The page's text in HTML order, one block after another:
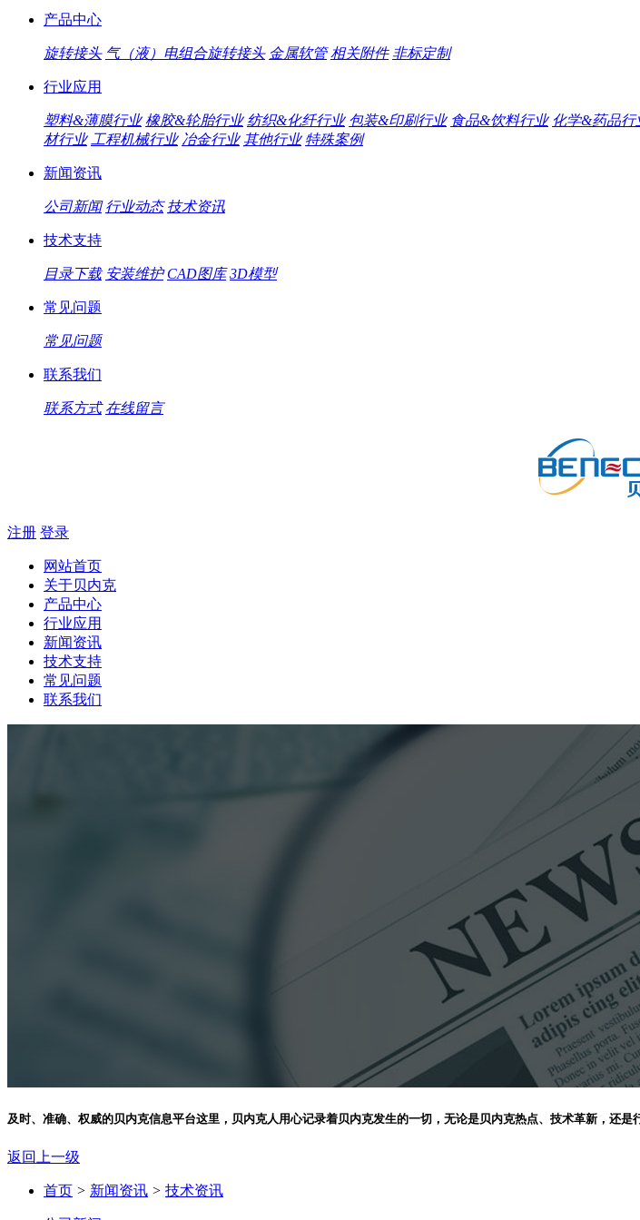
产品中心
旋转接头 气（液）电组合旋转接头 金属软管 相关附件 非标定制
行业应用
塑料&薄膜行业 橡胶&轮胎行业 纺织&化纤行业 包装&印刷行业 食品&饮料行业 化学&药品行
材行业 工程机械行业 冶金行业 其他行业 特殊案例
新闻资讯
公司新闻 行业动态 技术资讯
技术支持
目录下载 安装维护 CAD图库 3D模型
常见问题
常见问题
联系我们
联系方式 在线留言
注册 登录
网站首页
关于贝内克
产品中心
行业应用
新闻资讯
技术支持
常见问题
联系我们
及时、准确、权威的贝内克信息平台这里，贝内克人用心记录着贝内克发生的一切，无论是贝内克热点、技术革新，还是
返回上一级
首页 > 新闻资讯 > 技术资讯